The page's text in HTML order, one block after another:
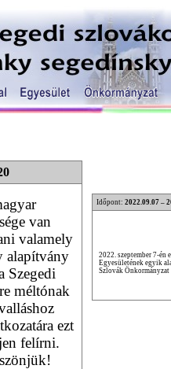
van
valamely
alapítvány
Szegedi
méltónak
ezt
felírni.
Időpont: 2022.09.07 –
2022. szeptember 7-én
Egyesületének egyik
Szlovák